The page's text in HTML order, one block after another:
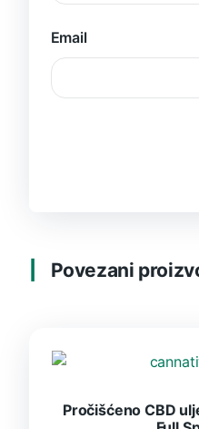
Email
Povezani
Pročišćeno CBD